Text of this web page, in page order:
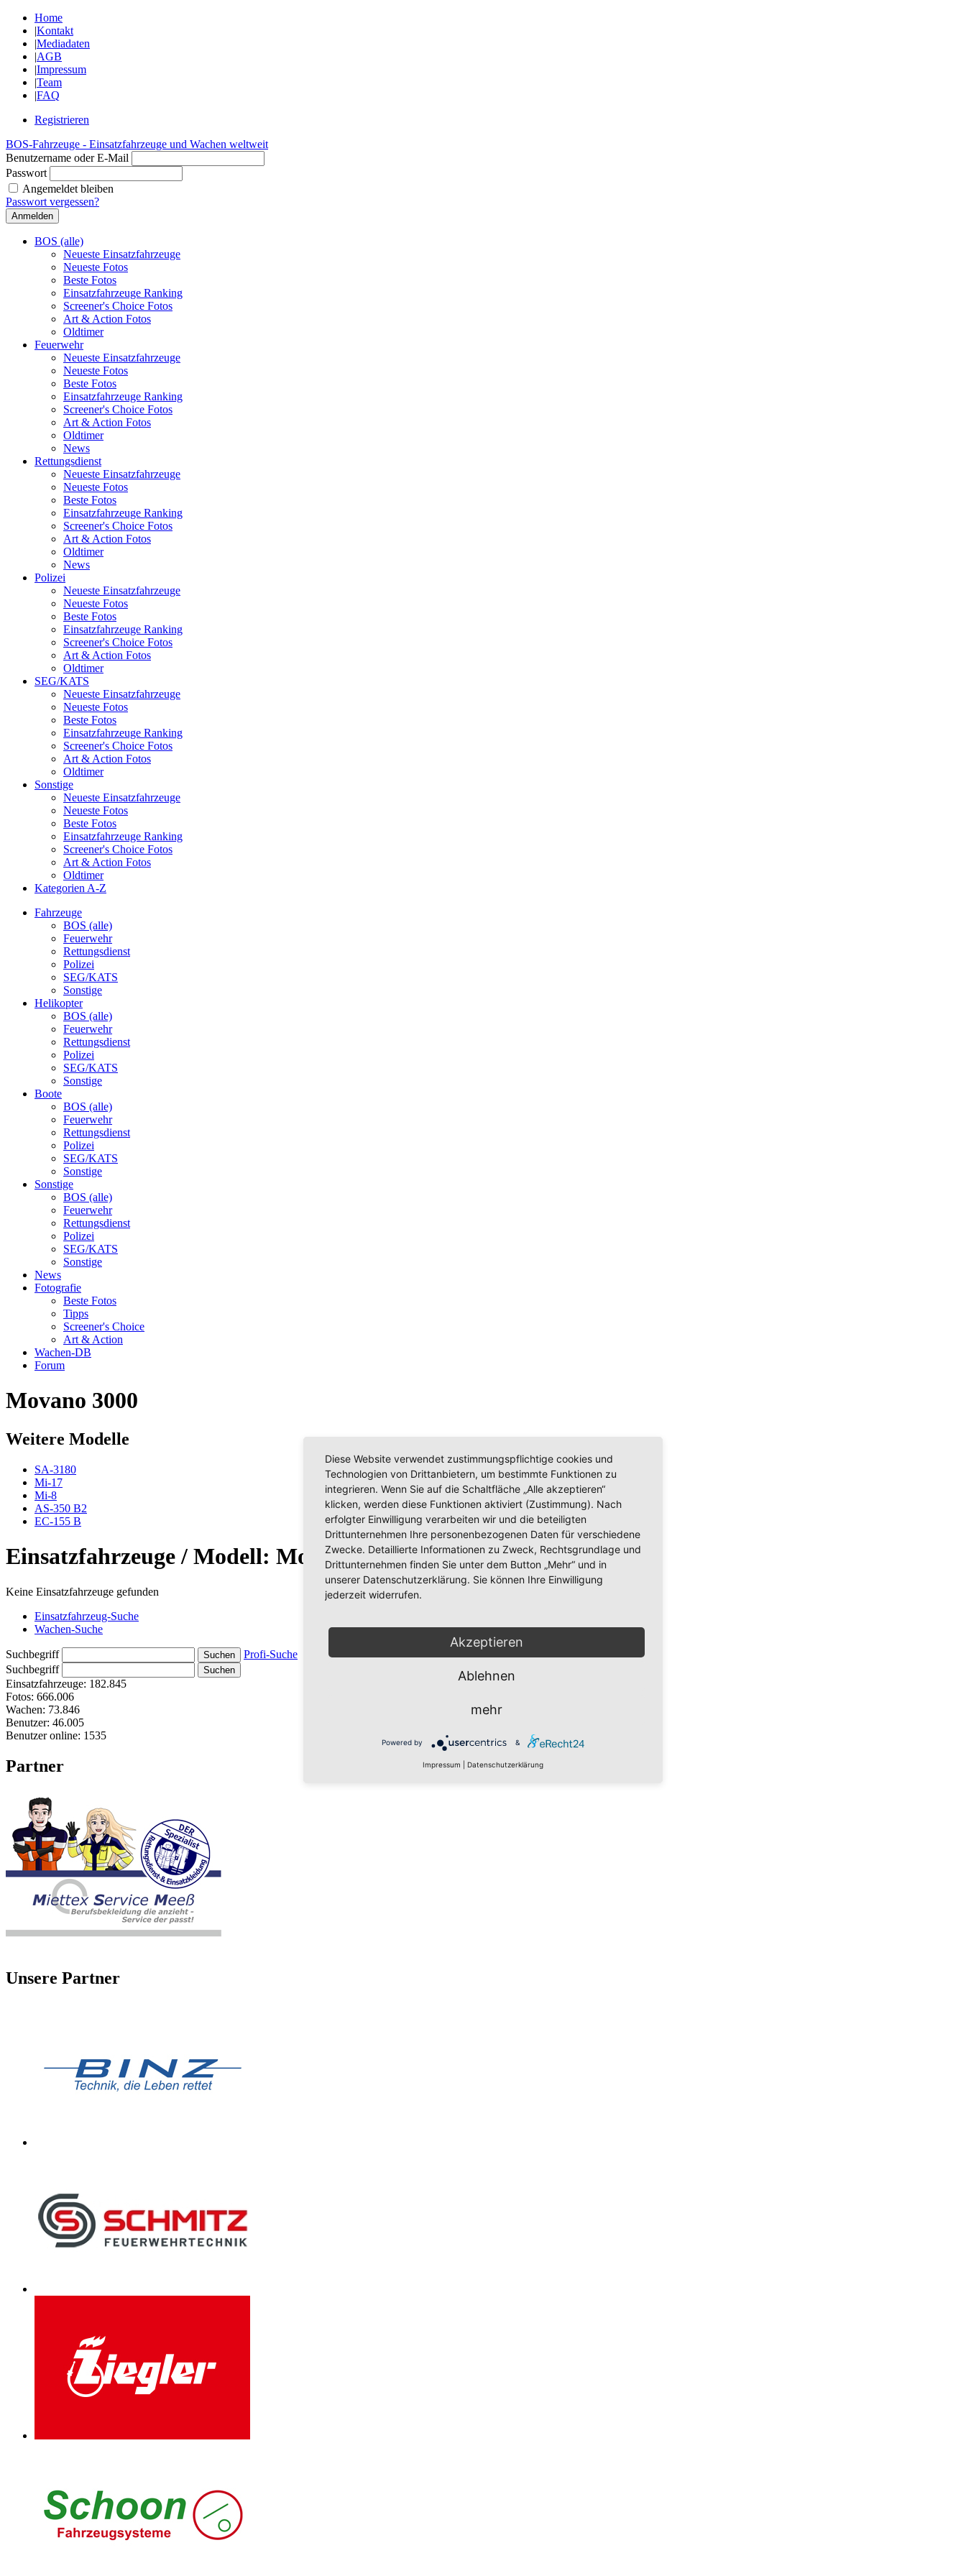
Home
|Kontakt
|Mediadaten
|AGB
|Impressum
|Team
|FAQ
Registrieren
BOS-Fahrzeuge - Einsatzfahrzeuge und Wachen weltweit
Benutzername oder E-Mail
Passwort
Angemeldet bleiben
Passwort vergessen?
BOS (alle)
Neueste Einsatzfahrzeuge
Neueste Fotos
Beste Fotos
Einsatzfahrzeuge Ranking
Screener's Choice Fotos
Art & Action Fotos
Oldtimer
Feuerwehr
Neueste Einsatzfahrzeuge
Neueste Fotos
Beste Fotos
Einsatzfahrzeuge Ranking
Screener's Choice Fotos
Art & Action Fotos
Oldtimer
News
Rettungsdienst
Neueste Einsatzfahrzeuge
Neueste Fotos
Beste Fotos
Einsatzfahrzeuge Ranking
Screener's Choice Fotos
Art & Action Fotos
Oldtimer
News
Polizei
Neueste Einsatzfahrzeuge
Neueste Fotos
Beste Fotos
Einsatzfahrzeuge Ranking
Screener's Choice Fotos
Art & Action Fotos
Oldtimer
SEG/KATS
Neueste Einsatzfahrzeuge
Neueste Fotos
Beste Fotos
Einsatzfahrzeuge Ranking
Screener's Choice Fotos
Art & Action Fotos
Oldtimer
Sonstige
Neueste Einsatzfahrzeuge
Neueste Fotos
Beste Fotos
Einsatzfahrzeuge Ranking
Screener's Choice Fotos
Art & Action Fotos
Oldtimer
Kategorien A-Z
Fahrzeuge
BOS (alle)
Feuerwehr
Rettungsdienst
Polizei
SEG/KATS
Sonstige
Helikopter
BOS (alle)
Feuerwehr
Rettungsdienst
Polizei
SEG/KATS
Sonstige
Boote
BOS (alle)
Feuerwehr
Rettungsdienst
Polizei
SEG/KATS
Sonstige
Sonstige
BOS (alle)
Feuerwehr
Rettungsdienst
Polizei
SEG/KATS
Sonstige
News
Fotografie
Beste Fotos
Tipps
Screener's Choice
Art & Action
Wachen-DB
Forum
Movano 3000
Weitere Modelle
SA-3180
Mi-17
Mi-8
AS-350 B2
EC-155 B
Einsatzfahrzeuge / Modell: Movano 3000
Keine Einsatzfahrzeuge gefunden
Einsatzfahrzeug-Suche
Wachen-Suche
Suchbegriff
Profi-Suche
Suchbegriff
Einsatzfahrzeuge: 182.845
Fotos: 666.006
Wachen: 73.846
Benutzer: 46.005
Benutzer online: 1535
Partner
Unsere Partner
Diese Website verwendet zustimmungspflichtige cookies und
Technologien von Drittanbietern, um bestimmte Funktionen zu
integrieren. Wenn Sie auf die Schaltfläche „Alle akzeptieren“
klicken, werden diese Funktionen aktiviert (Zustimmung). Nach
erfolgter Einwilligung verarbeiten wir und die beteiligten
Drittunternehmen Ihre personenbezogenen Daten für verschiedene
Zwecke. Detaillierte Informationen zu Zweck, Rechtsgrundlage und
Drittunternehmen finden Sie unter dem Button „Mehr“ und in
unserer Datenschutzerklärung. Sie können Ihre Einwilligung
jederzeit widerrufen.
Akzeptieren
Ablehnen
mehr
Powered by &
Impressum Datenschutzerklärung